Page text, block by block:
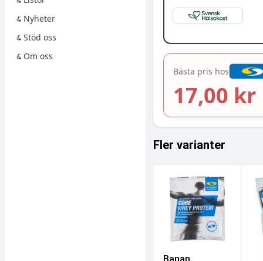
Nyheter
Stöd oss
Om oss
Bästa pris hos
17,00 kr
Fler varianter